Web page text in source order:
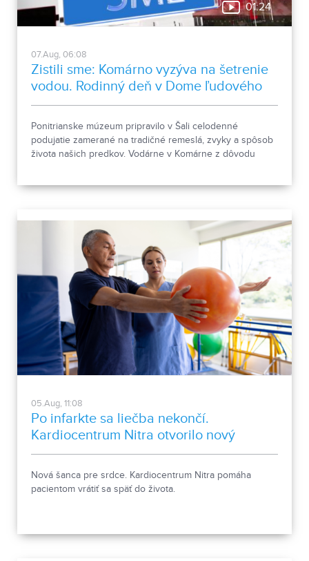
01:24
07.Aug, 06:08
Zistili sme: Komárno vyzýva na šetrenie
vodou. Rodinný deň v Dome ľudového
bývania a architektúry
Ponitrianske múzeum pripravilo v Šali celodenné
podujatie zamerané na tradičné remeslá, zvyky a spôsob
života našich predkov. Vodárne v Komárne z dôvodu
05.Aug, 11:08
Po infarkte sa liečba nekončí.
Kardiocentrum Nitra otvorilo nový
stacionár
Nová šanca pre srdce. Kardiocentrum Nitra pomáha
pacientom vrátiť sa späť do života.